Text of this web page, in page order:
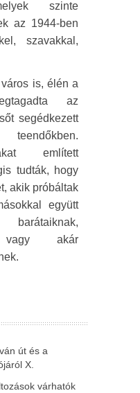
szinte
az 1944-ben
szavakkal,
is, élén a
az
segédkezett
teendőkben.
említett
tudták, hogy
akik próbáltak
együtt
vagy akár
út és a
X.
várhatók